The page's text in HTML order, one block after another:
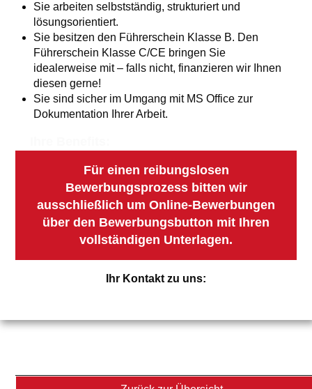
Sie arbeiten selbstständig, strukturiert und
lösungsorientiert.
Sie besitzen den Führerschein Klasse B. Den
Führerschein Klasse C/CE bringen Sie
idealerweise mit – falls nicht, finanzieren wir Ihnen
diesen gerne!
Sie sind sicher im Umgang mit MS Office zur
Dokumentation Ihrer Arbeit.
Für einen reibungslosen
Bewerbungsprozess bitten wir
ausschließlich um Online-Bewerbungen
über den Bewerbungsbutton mit Ihren
vollständigen Unterlagen.
Ihr Kontakt zu uns: